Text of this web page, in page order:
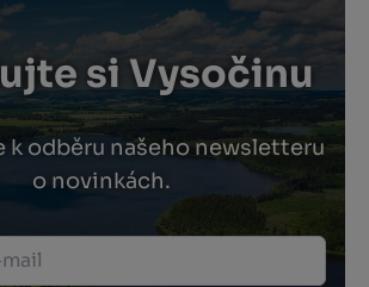
si Vysočinu
k odběru našeho newsletteru
o novinkách.